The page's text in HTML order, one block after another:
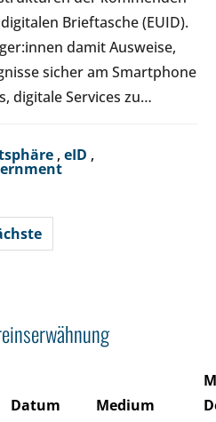
Brieftasche (EUID).
damit Ausweise,
sicher am Smartphone
digitale Services zu…
, eID ,
Datum Medium